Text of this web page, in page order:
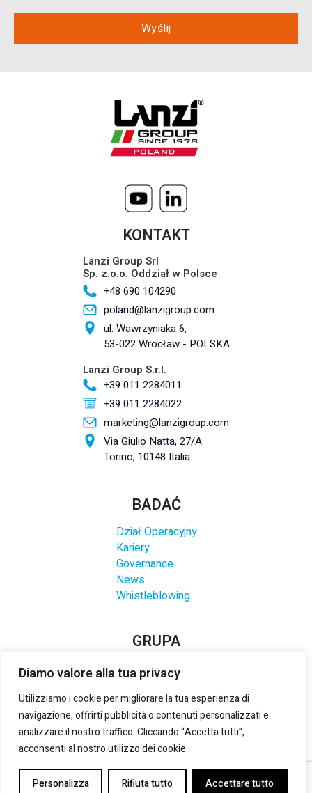
Diamo valore alla tua privacy
Utilizziamo i cookie per migliorare la tua esperienza di
navigazione, offrirti pubblicità o contenuti personalizzati e
analizzare il nostro traffico. Cliccando “Accetta tutti”,
acconsenti al nostro utilizzo dei cookie.
Personalizza Rifiuta tutto Accettare tutto
KONTAKT
Lanzi Group Srl
Sp. z.o.o. Oddział w Polsce
+48 690 104290
poland@lanzigroup.com
ul. Wawrzyniaka 6,
53-022 Wrocław - POLSKA
Lanzi Group S.r.l.
+39 011 2284011
+39 011 2284022
marketing@lanzigroup.com
Via Giulio Natta, 27/A
Torino, 10148 Italia
BADAĆ
Dział Operacyjny
Kariery
Governance
News
Whistleblowing
GRUPA
©2021-2025 LANZI S.R.L.– NIP:5252952613-PRIVACY &